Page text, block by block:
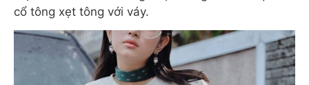
cổ tông xẹt tông với váy.